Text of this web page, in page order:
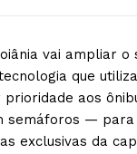
vai ampliar o
que
aos
semáforos — para
exclusivas da